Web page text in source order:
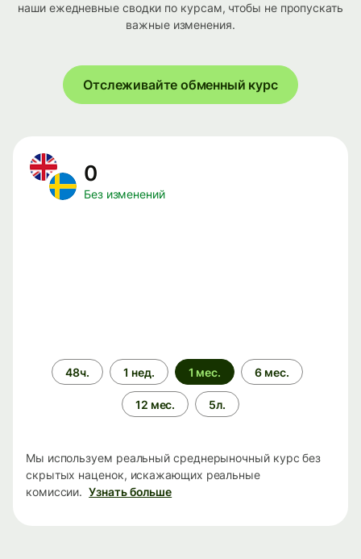
наши ежедневные сводки по курсам, чтобы не пропускать
важные изменения.
Отслеживайте обменный курс
0
Без изменений
Период
времени
48ч. 1 нед. 1 мес. 6 мес.
12 мес. 5л.
Мы используем реальный среднерыночный курс без
скрытых наценок, искажающих реальные
комиссии. Узнать больше